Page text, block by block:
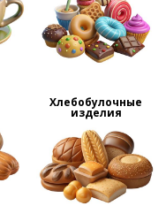
Хлебобулочные
изделия